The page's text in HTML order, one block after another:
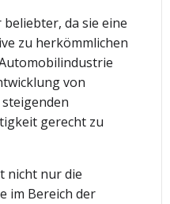
da sie eine
zu herkömmlichen
von
gerecht zu
nicht nur die
im Bereich der